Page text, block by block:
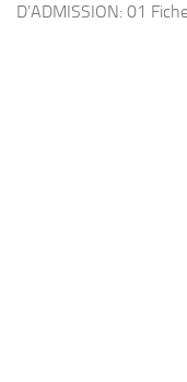
D’ADMISSION: 01